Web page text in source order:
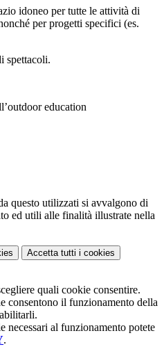
idoneo per tutte le attività di
per progetti specifici (es.
spettacoli.
education
questo utilizzati si avvalgono di
ed utili alle finalità illustrate nella
Accetta tutti i cookies
quali cookie consentire.
consentono il funzionamento della
necessari al funzionamento potete
.